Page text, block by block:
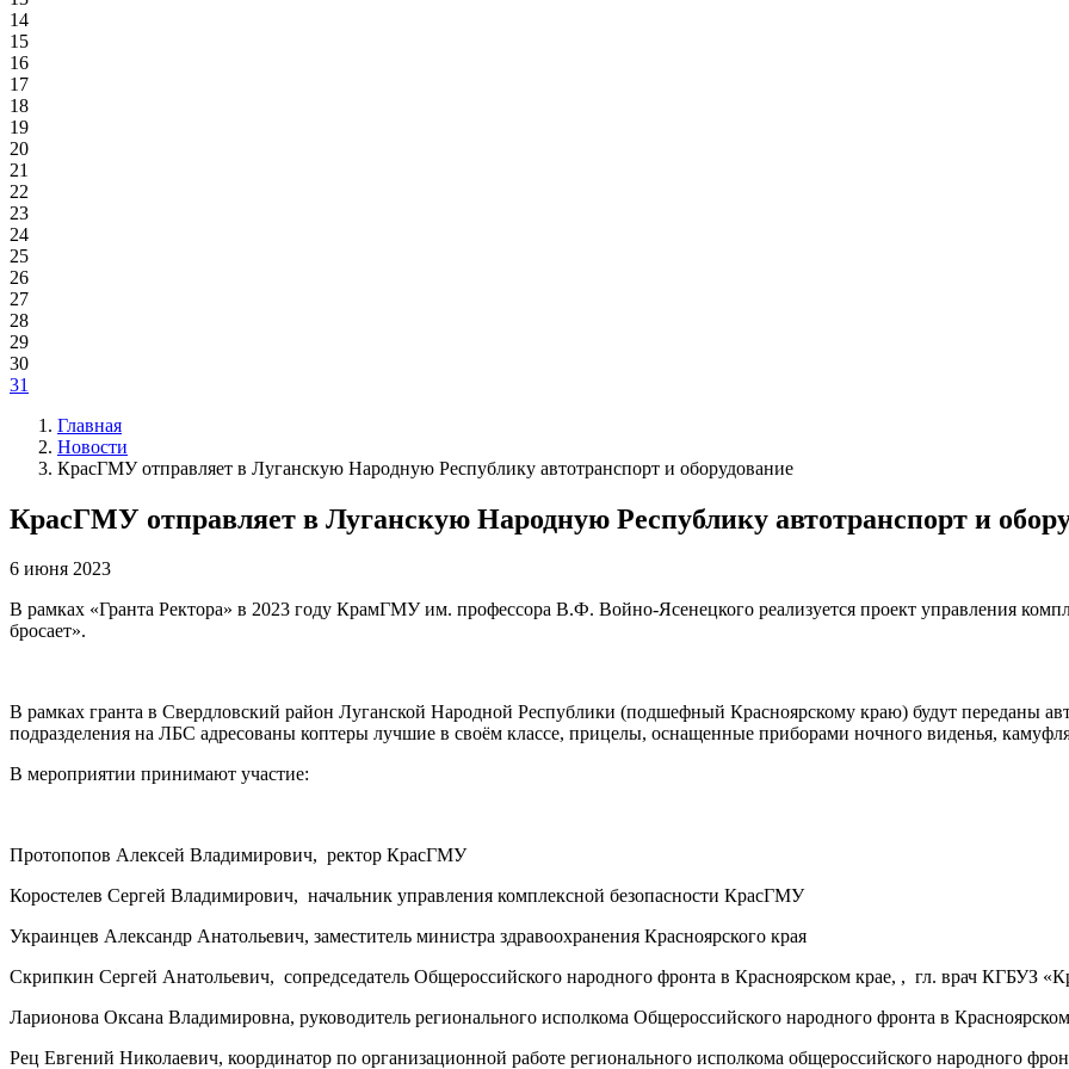
14
15
16
17
18
19
20
21
22
23
24
25
26
27
28
29
30
31
Главная
Новости
КрасГМУ отправляет в Луганскую Народную Республику автотранспорт и оборудование
КрасГМУ отправляет в Луганскую Народную Республику автотранспорт и
6 июня 2023
В рамках «Гранта Ректора» в 2023 году КрамГМУ им. профессора В.Ф. Войно-Ясенецкого реализуется проект управления
бросает».
В рамках гранта в Свердловский район Луганской Народной Республики (подшефный Красноярскому краю) будут переданы
подразделения на ЛБС адресованы коптеры лучшие в своём классе, прицелы, оснащенные приборами ночного виденья,
В мероприятии принимают участие:
Протопопов Алексей Владимирович, ректор КрасГМУ
Коростелев Сергей Владимирович, начальник управления комплексной безопасности КрасГМУ
Украинцев Александр Анатольевич, заместитель министра здравоохранения Красноярского края
Скрипкин Сергей Анатольевич, сопредседатель Общероссийского народного фронта в Красноярском крае, , гл. врач КГБУЗ
Ларионова Оксана Владимировна, руководитель регионального исполкома Общероссийского народного фронта в
Рец Евгений Николаевич, координатор по организационной работе регионального исполкома общероссийского народного